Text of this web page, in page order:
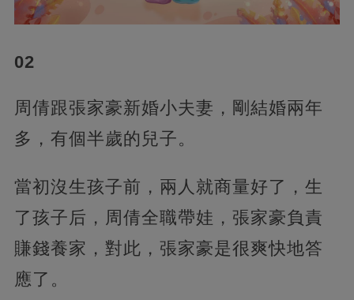
02
周倩跟張家豪新婚小夫妻，剛結婚兩年
多，有個半歲的兒子。
當初沒生孩子前，兩人就商量好了，生
了孩子后，周倩全職帶娃，張家豪負責
賺錢養家，對此，張家豪是很爽快地答
應了。